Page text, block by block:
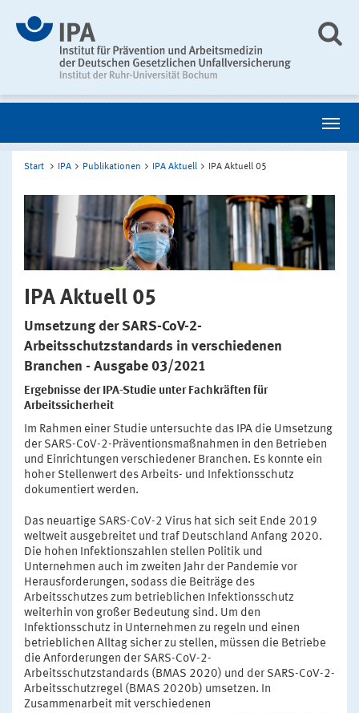
Start IPA Publikationen IPA Aktuell IPA Aktuell 05
IPA Aktuell 05
Umsetzung der SARS-CoV-2-
Arbeitsschutzstandards in verschiedenen
Branchen - Ausgabe 03/2021
Ergebnisse der IPA-Studie unter Fachkräften für
Arbeitssicherheit
Im Rahmen einer Studie untersuchte das IPA die Umsetzung
der SARS-CoV-2-Präventionsmaßnahmen in den Betrieben
und Einrichtungen verschiedener Branchen. Es konnte ein
hoher Stellenwert des Arbeits- und Infektionsschutz
dokumentiert werden.
Das neuartige SARS-CoV-2 Virus hat sich seit Ende 2019
weltweit ausgebreitet und traf Deutschland Anfang 2020.
Die hohen Infektionszahlen stellen Politik und
Unternehmen auch im zweiten Jahr der Pandemie vor
Herausforderungen, sodass die Beiträge des
Arbeitsschutzes zum betrieblichen Infektionsschutz
weiterhin von großer Bedeutung sind. Um den
Infektionsschutz in Unternehmen zu regeln und einen
betrieblichen Alltag sicher zu stellen, müssen die Betriebe
die Anforderungen der SARS-CoV-2-
Arbeitsschutzstandards (BMAS 2020) und der SARS-CoV-2-
Arbeitsschutzregel (BMAS 2020b) umsetzen. In
Zusammenarbeit mit verschiedenen